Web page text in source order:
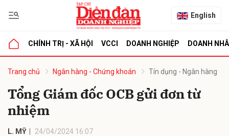
English
CHÍNH TRỊ - XÃ HỘI VCCI DOANH NGHIỆP DOANH
Trang chủ Ngân hàng - Chứng khoán Tín dụng - Ngân hàng
Tổng Giám đốc OCB gửi đơn từ
nhiệm
L. MỸ 24/04/2024 16:07
luận